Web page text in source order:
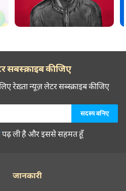
सबस्क्राइब कीजिए
रेख़्ता न्यूज़ लेटर सब्स्क्राइब कीजिए
पढ़ ली है और इससे सहमत हूँ
जानकारी